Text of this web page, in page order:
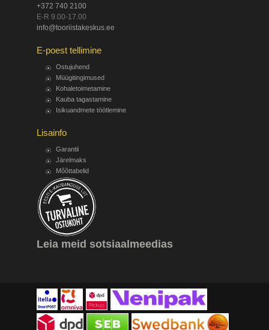
+372 740 2100
E-R 9.00-17.00
info@tooriistakeskus.ee
E-poest tellimine
Ostujuhend
Müügitingimused
Kohaletoimetamine
Kauba tagastamine
Isikuandmete töötlemine
Lisainfo
Garantii
Järelmaks
Mõõttabelid
Leia meid sotsiaalmeedias